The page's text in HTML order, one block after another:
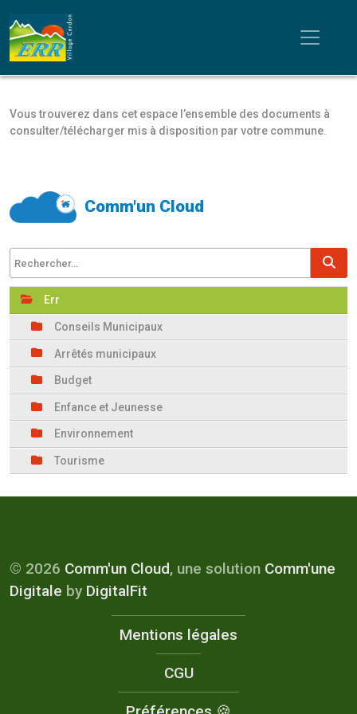
Vous trouverez dans cet espace l’ensemble des documents à
consulter/télécharger mis à disposition par votre commune.
Comm'un Cloud
Rechercher un fichier
Err
Conseils Municipaux
Arrêtés municipaux
Budget
Enfance et Jeunesse
Environnement
Tourisme
© 2026 Comm'un Cloud, une solution Comm'une
Digitale by DigitalFit
Mentions légales
CGU